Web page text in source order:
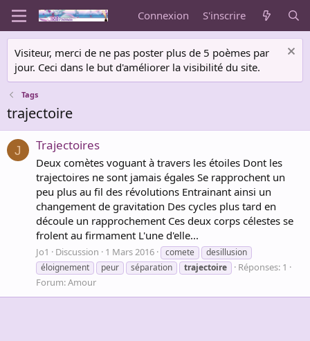
Connexion S'inscrire
Visiteur, merci de ne pas poster plus de 5 poèmes par
jour. Ceci dans le but d'améliorer la visibilité du site.
Tags
trajectoire
J Trajectoires
Deux comètes voguant à travers les étoiles Dont les
trajectoires ne sont jamais égales Se rapprochent un
peu plus au fil des révolutions Entrainant ainsi un
changement de gravitation Des cycles plus tard en
découle un rapprochement Ces deux corps célestes se
frolent au firmament L'une d'elle...
Jo1 Discussion 1 Mars 2016 comete
desillusion
éloignement
peur séparation trajectoire
Réponses: 1
Forum:Amour